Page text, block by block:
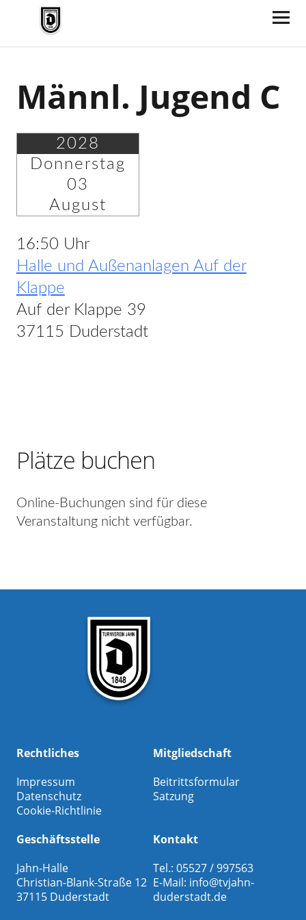
TV Jahn Duderstadt
Männl. Jugend C
2028
Donnerstag
03
August
16:50 Uhr
Halle und Außenanlagen Auf der
Klappe
Auf der Klappe 39
37115 Duderstadt
Plätze buchen
Online-Buchungen sind für diese
Veranstaltung nicht verfügbar.
Rechtliches
Impressum
Datenschutz
Cookie-Richtlinie
Mitgliedschaft
Beitrittsformular
Satzung
Geschäftsstelle
Jahn-Halle
Christian-Blank-Straße 12
37115 Duderstadt
Kontakt
Tel.: 05527 / 997563
E-Mail: info@tvjahn-
duderstadt.de